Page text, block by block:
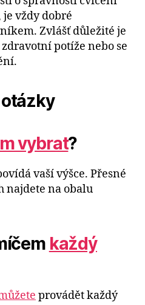
vždy dobré
Zvlášť důležité je
potíže nebo se
vybrat?
vaší výšce. Přesné
najdete na obalu
každý
provádět každý